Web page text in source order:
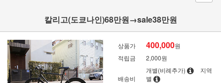
칼리고(도쿄나인)68만원→sale38만원
상품가 400,000원
적립금
2,000원
배송비
개별(비례추가)
지역
별